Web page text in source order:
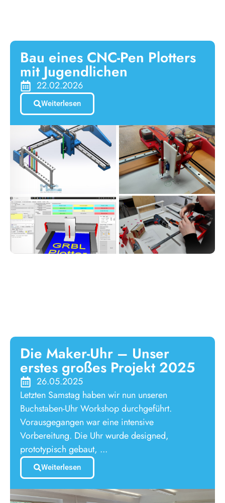
Bau eines CNC-Pen Plotters
mit Jugendlichen
22.02.2026
Weiterlesen
Die Maker-Uhr – Unser
erstes großes Projekt 2025
26.05.2025
Letzten Samstag haben wir nun unseren
Buchstaben-Uhr Workshop durchgeführt.
Vorausgegangen war eine intensive
Vorbereitung. Die Uhr wurde designed,
prototypisch gebaut, ...
Weiterlesen